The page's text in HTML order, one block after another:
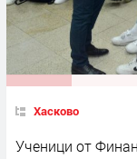
Хасково
Ученици от